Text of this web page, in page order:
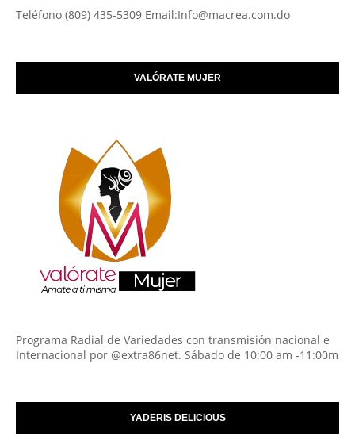
Teléfono (809) 435-5309 Email:Info@macrea.com.do
VALÓRATE MUJER
Programa Radial de Variedades con transmisión nacional e
Internacional por @extra86net. Sábado de 10:00 am -11:00m
YADERIS DELICIOUS